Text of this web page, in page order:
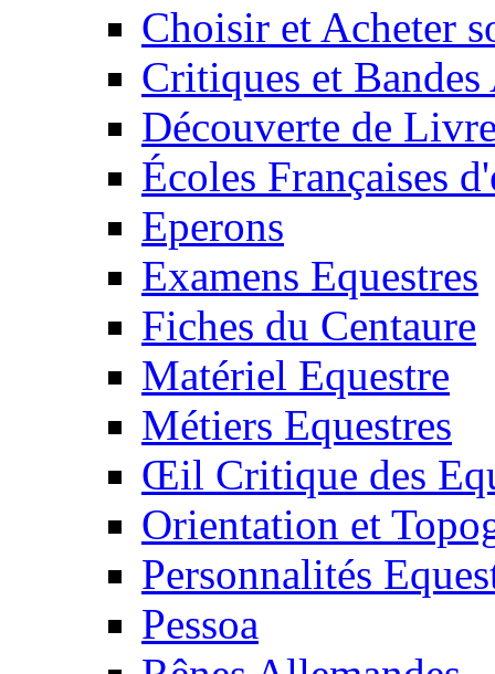
Choisir et Acheter
Critiques et
Découverte de
Écoles Françaises
Eperons
Examens Equestres
Fiches du Centaure
Matériel Equestre
Métiers Equestres
Œil Critique des
Orientation et
Personnalités
Pessoa